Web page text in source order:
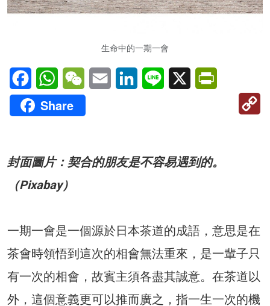
生命中的一期一會
FacebookWhatsAppWeChatEmail LinkedInLine X
Share
封面圖片：契合的朋友是不容易遇到的。
（Pixabay）
一期一會是一個源於日本茶道的成語，意思是在
茶會時領悟到這次的相會無法重來，是一輩子只
有一次的相會，故賓主須各盡其誠意。在茶道以
外，這個意義更可以推而廣之，指一生一次的機